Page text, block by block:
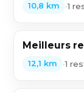
10,8 km •1
Meilleurs
12,1 km •1